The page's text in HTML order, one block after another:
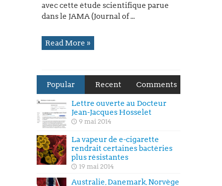
avec cette étude scientifique parue
dans le JAMA (Journal of ...
Read More »
Popular Recent Comments
Lettre ouverte au Docteur
Jean-Jacques Hosselet
9 mai 2014
La vapeur de e-cigarette
rendrait certaines bactéries
plus résistantes
19 mai 2014
Australie, Danemark, Norvège